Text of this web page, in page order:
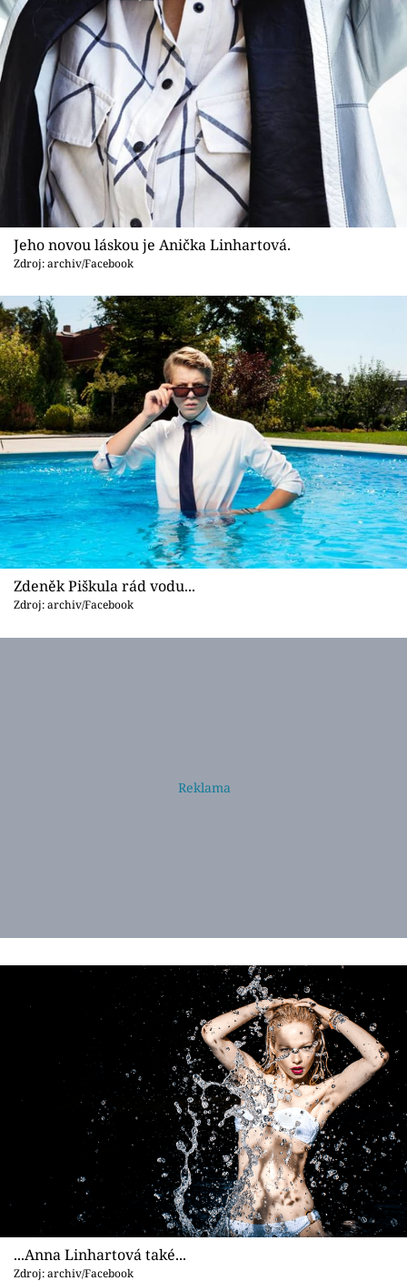
Jeho novou láskou je Anička Linhartová.
Zdroj: archiv/Facebook
Zdeněk Piškula rád vodu...
Zdroj: archiv/Facebook
...Anna Linhartová také...
Zdroj: archiv/Facebook